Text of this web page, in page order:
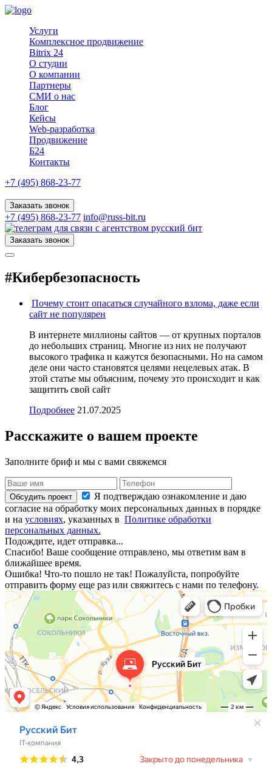
Услуги
Комплексное продвижение
Bitrix 24
О студии
О компании
Партнеры
СМИ о нас
Блог
Кейсы
Web-разработка
Продвижение
Б24
Контакты
+7 (495) 868-23-77
Заказать звонок
+7 (495) 868-23-77 info@russ-bit.ru
Заказать звонок
#Кибербезопасность
Почему стоит опасаться случайного взлома, даже если
сайт не популярен
В интернете миллионы сайтов — от крупных порталов
до небольших страниц. Многие из них не получают
высокого трафика и кажутся безопасными. Но на самом
деле они часто становятся целями нецелевых атак. В
этой статье мы объясним, почему это происходит и как
защитить свой сайт
Подробнее 21.07.2025
Расскажите о вашем проекте
Заполните бриф и мы с вами свяжемся
Обсудить проект
Я подтверждаю ознакомление и даю
согласие на обработку моих персональных данных в порядке
и на условиях, указанных в Политике обработки
персональных данных.
Подождите, идет отправка...
Спасибо! Ваше сообщение отправлено, мы ответим вам в
ближайшее время.
Ошибка! Что-то пошло не так! Пожалуйста, попробуйте
отправить форму еще раз или свяжитесь с нами по телефону.